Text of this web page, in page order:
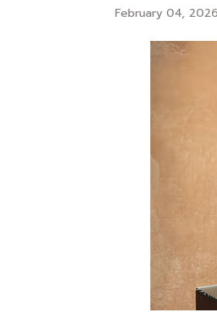
February 04, 2026